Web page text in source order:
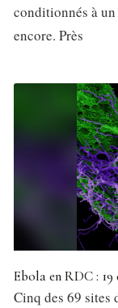
conditionnés à
encore. Près
Ebola en RDC : 19
Cinq des 69 sites